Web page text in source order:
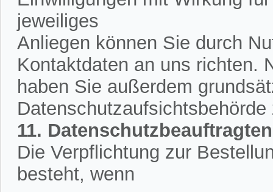
jeweiliges
Anliegen können Sie durch
Kontaktdaten an uns richten.
haben Sie außerdem
11. Datenschutzbeauftragten
Die Verpflichtung zur
besteht, wenn